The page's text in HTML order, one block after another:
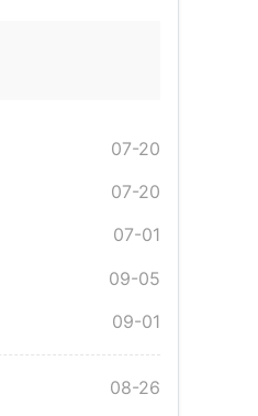
07-20
07-20
07-01
09-05
09-01
08-26